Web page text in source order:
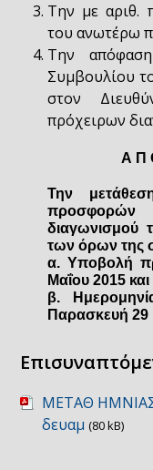
Την με αριθ.
του ανωτέρω
Την
Συμβουλίου
στον
πρόχειρων
Α Π Ο Φ Α
Την
προσφορών
διαγωνισμού
των όρων της
α. Υποβολή
Μαΐου 2015
β.
Παρασκευή 29
ΜΕΤΑΘ
δευαμ (80 kB)